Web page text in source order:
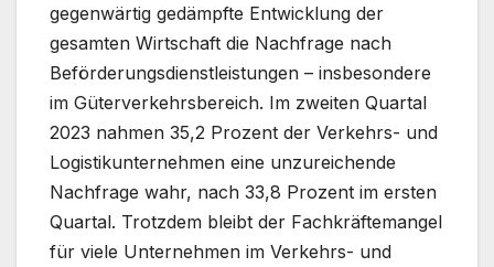
gegenwärtig gedämpfte Entwicklung der
gesamten Wirtschaft die Nachfrage nach
Beförderungsdienstleistungen – insbesondere
im Güterverkehrsbereich. Im zweiten Quartal
2023 nahmen 35,2 Prozent der Verkehrs- und
Logistikunternehmen eine unzureichende
Nachfrage wahr, nach 33,8 Prozent im ersten
Quartal. Trotzdem bleibt der Fachkräftemangel
für viele Unternehmen im Verkehrs- und